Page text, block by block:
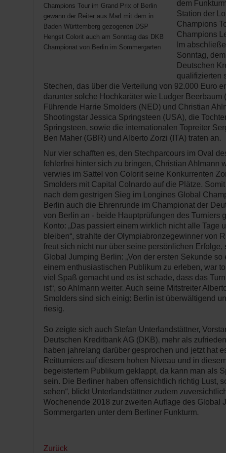
Champions Tour im Grand Prix of Berlin
gewann der Reiter aus Marl mit dem in
Baden Württemberg gezogenen DSP
Hengst Colorit auch am Sonntag das DKB
Championat von Berlin im Sommergarten
dem
Station der
Champions
Champions
Im
Sonntag,
Deutschen
qualifizierten
Stechen, das über die Verteilung von 92.000 Euro
darunter solche Hochkaräter wie Ludger Beerbaum
Führende Harrie Smolders (NED) und Christian
Shootingstar Jessica Springsteen (USA), die
Springsteen, sowie die internationalen Topreiter
Ben Maher (GBR) und Alberto Zorzi (ITA) traten an.
Nur vier schafften es, den Stechparcours im Oval
fehlerfrei hinter sich zu bringen, Christian Ahlmann
verwies im Sattel von Colorit seine Konkurrenten
Smolders mit Capital Colnardo auf die Plätze.
nach dem gestrigen Sieg im Longines Global
Berlin auch die Ehrenrunde im Championat der
von Berlin an - beide Hauptprüfungen des Turniers
Konto: „Das passiert einem wirklich nicht alle Tage
bleiben“, strahlte der Olympiabronzegewinner von
freut sich nicht nur über seine persönlichen Erfolge,
Global Jumping Berlin: „Von der ersten Sekunde so
einem enthusiastischen Publikum zu erleben, war
viel Spaß gemacht und es ist schade, dass das
ist“, so Ahlmann weiter. Auch seine Mitstreiter
Smolders sind sich einig: Berlin ist überwältigend
riesig.
So zeigte sich auch Stefan Unterlandstättner,
Deutschen Kreditbank AG (DKB), mehr als
haben jahrelang darüber gesprochen und jetzt hat
Reitturniers auf diesem hohen Niveau und in
begeistertem Publikum geklappt, da kann man als
sein. Die Berliner haben offensichtlich richtig Lust,
sehen“, blickt Unterlandstättner zudem
Wochenende 2018 zur zweiten Auflage des Global
Sommergarten unter dem Berliner Funkturm.
Zurück